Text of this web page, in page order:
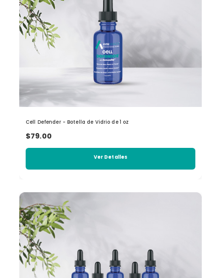
Cell Defender - Botella de Vidrio de 1 oz
$79.00
Ver Detalles